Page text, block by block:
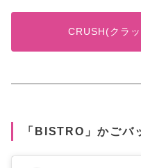
CRUSH(クラ
「BISTRO」かごバ